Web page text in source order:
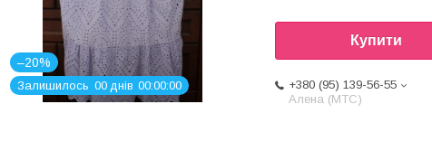
–20%
Залишилось 00 днів 00 00 00
Купити
+380 (95) 139-56-55
Алена (МТС)